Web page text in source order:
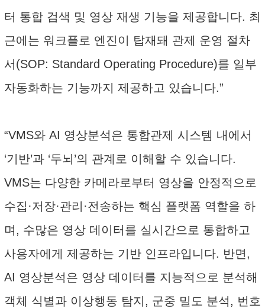
터 통합 검색 및 영상 재생 기능을 제공합니다. 최
근에는 워크플로 엔진이 탑재돼 관제 운영 절차
서(SOP: Standard Operating Procedure)를 일부
자동화하는 기능까지 제공하고 있습니다.”
“VMS와 AI 영상분석은 통합관제 시스템 내에서
‘기반’과 ‘두뇌’의 관계로 이해할 수 있습니다.
VMS는 다양한 카메라로부터 영상을 안정적으로
수집·저장·관리·전송하는 핵심 플랫폼 역할을 하
며, 수많은 영상 데이터를 실시간으로 통합하고
사용자에게 제공하는 기반 인프라입니다. 반면,
AI 영상분석은 영상 데이터를 지능적으로 분석해
객체 식별과 이상행동 탐지, 군중 밀도 분석, 번호